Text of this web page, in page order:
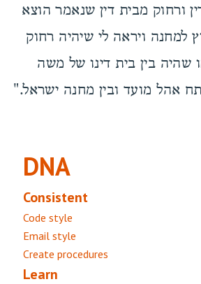
ורחוק מבית דין שנאמר הוצא
ויראה לי שיהיה רחוק
שהיה בין בית דינו של משה
אהל מועד ובין מחנה ישראל."
DNA
Consistent
Code style
Email style
Create procedures
Learn